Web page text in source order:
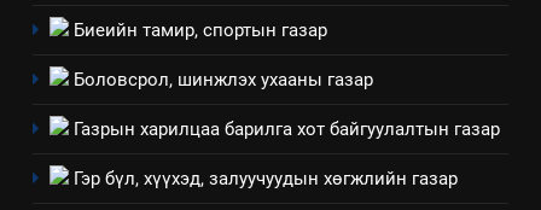
Биеийн тамир, спортын газар
Боловсрол, шинжлэх ухааны газар
Газрын харилцаа барилга хот байгуулалтын газар
Гэр бүл, хүүхэд, залуучуудын хөгжлийн газар
салбар зөвлөл” аяны хүрээнд
зохион байгуулах арга
ТАЗ-ЫН САЛБАР ЗӨВЛӨЛ
Санхүүгийн тайланд хийсэн